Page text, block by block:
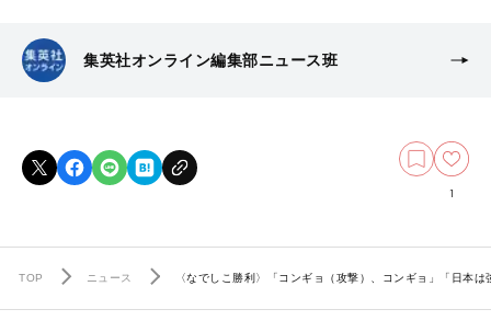
集英社オンライン編集部ニュース班
1
TOP ニュース 〈なでしこ勝利〉「コンギョ（攻撃）、コンギョ」「日本